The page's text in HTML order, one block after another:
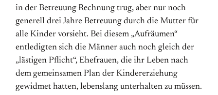
in der Betreuung Rechnung trug, aber nur noch
generell drei Jahre Betreuung durch die Mutter für
alle Kinder vorsieht. Bei diesem „Aufräumen“
entledigten sich die Männer auch noch gleich der
„lästigen Pflicht“, Ehefrauen, die ihr Leben nach
dem gemeinsamen Plan der Kindererziehung
gewidmet hatten, lebenslang unterhalten zu müssen.